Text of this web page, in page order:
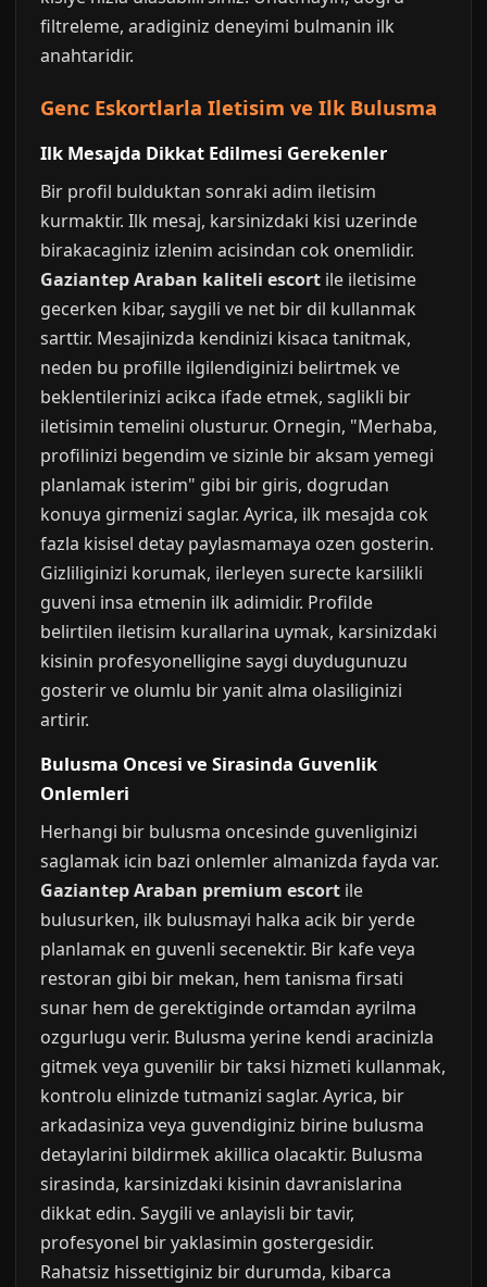
filtreleme, aradiginiz deneyimi bulmanin ilk
anahtaridir.
Genc Eskortlarla Iletisim ve Ilk Bulusma
Ilk Mesajda Dikkat Edilmesi Gerekenler
Bir profil bulduktan sonraki adim iletisim
kurmaktir. Ilk mesaj, karsinizdaki kisi uzerinde
birakacaginiz izlenim acisindan cok onemlidir.
Gaziantep Araban kaliteli escort ile iletisime
gecerken kibar, saygili ve net bir dil kullanmak
sarttir. Mesajinizda kendinizi kisaca tanitmak,
neden bu profille ilgilendiginizi belirtmek ve
beklentilerinizi acikca ifade etmek, saglikli bir
iletisimin temelini olusturur. Ornegin, "Merhaba,
profilinizi begendim ve sizinle bir aksam yemegi
planlamak isterim" gibi bir giris, dogrudan
konuya girmenizi saglar. Ayrica, ilk mesajda cok
fazla kisisel detay paylasmamaya ozen gosterin.
Gizliliginizi korumak, ilerleyen surecte karsilikli
guveni insa etmenin ilk adimidir. Profilde
belirtilen iletisim kurallarina uymak, karsinizdaki
kisinin profesyonelligine saygi duydugunuzu
gosterir ve olumlu bir yanit alma olasiliginizi
artirir.
Bulusma Oncesi ve Sirasinda Guvenlik
Onlemleri
Herhangi bir bulusma oncesinde guvenliginizi
saglamak icin bazi onlemler almanizda fayda var.
Gaziantep Araban premium escort ile
bulusurken, ilk bulusmayi halka acik bir yerde
planlamak en guvenli secenektir. Bir kafe veya
restoran gibi bir mekan, hem tanisma firsati
sunar hem de gerektiginde ortamdan ayrilma
ozgurlugu verir. Bulusma yerine kendi aracinizla
gitmek veya guvenilir bir taksi hizmeti kullanmak,
kontrolu elinizde tutmanizi saglar. Ayrica, bir
arkadasiniza veya guvendiginiz birine bulusma
detaylarini bildirmek akillica olacaktir. Bulusma
sirasinda, karsinizdaki kisinin davranislarina
dikkat edin. Saygili ve anlayisli bir tavir,
profesyonel bir yaklasimin gostergesidir.
Rahatsiz hissettiginiz bir durumda, kibarca